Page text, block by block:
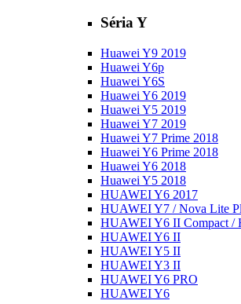
Séria Y
Huawei Y9 2019
Huawei Y6p
Huawei Y6S
Huawei Y6 2019
Huawei Y5 2019
Huawei Y7 2019
Huawei Y7 Prime 2018
Huawei Y6 Prime 2018
Huawei Y6 2018
Huawei Y5 2018
HUAWEI Y6 2017
HUAWEI Y7 / Nova Lite
HUAWEI Y6 II Compact /
HUAWEI Y6 II
HUAWEI Y5 II
HUAWEI Y3 II
HUAWEI Y6 PRO
HUAWEI Y6